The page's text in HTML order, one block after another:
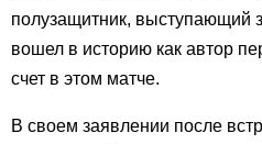
полузащитник, выступающий
вошел в историю как автор
счет в этом матче.
В своем заявлении после